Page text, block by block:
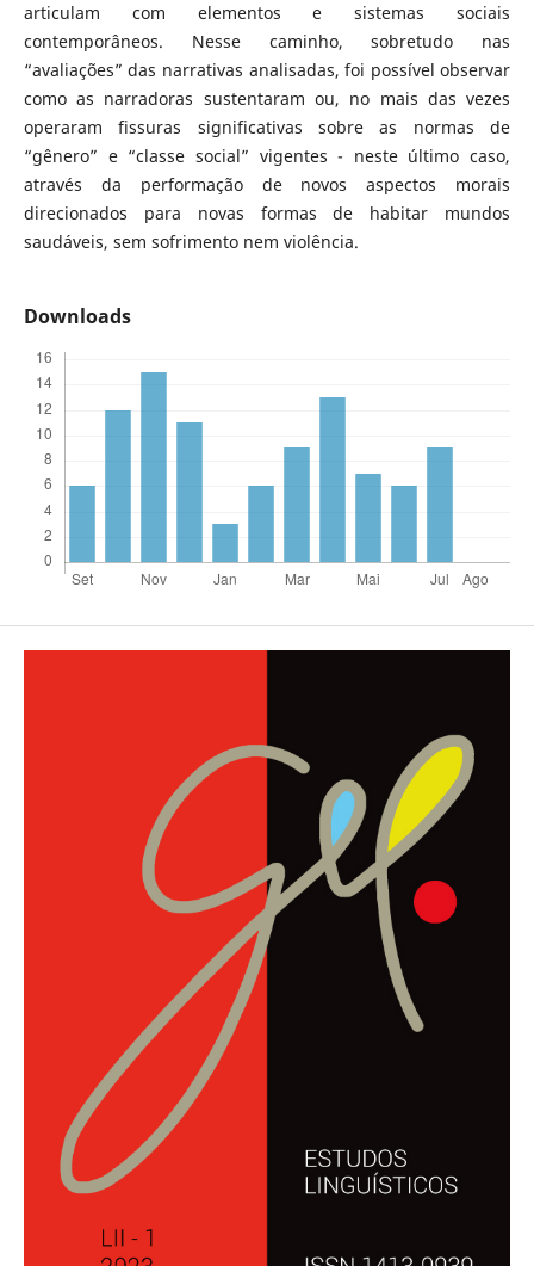
articulam com elementos e sistemas sociais
contemporâneos. Nesse caminho, sobretudo nas
“avaliações” das narrativas analisadas, foi possível observar
como as narradoras sustentaram ou, no mais das vezes
operaram fissuras significativas sobre as normas de
“gênero” e “classe social” vigentes - neste último caso,
através da performação de novos aspectos morais
direcionados para novas formas de habitar mundos
saudáveis, sem sofrimento nem violência.
Downloads